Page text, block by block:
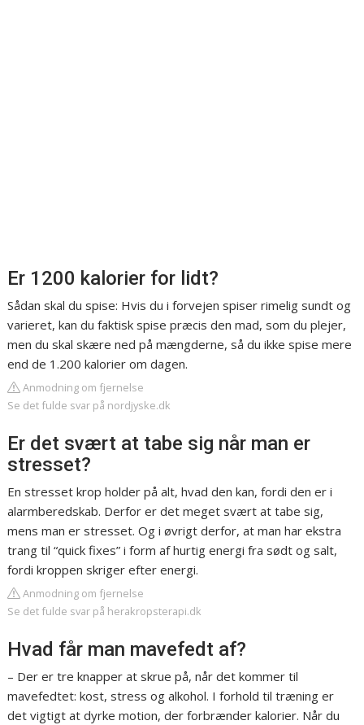
Er 1200 kalorier for lidt?
Sådan skal du spise: Hvis du i forvejen spiser rimelig sundt og
varieret, kan du faktisk spise præcis den mad, som du plejer,
men du skal skære ned på mængderne, så du ikke spise mere
end de 1.200 kalorier om dagen.
Anmodning om fjernelse
Se det fulde svar på nordjyske.dk
Er det svært at tabe sig når man er
stresset?
En stresset krop holder på alt, hvad den kan, fordi den er i
alarmberedskab. Derfor er det meget svært at tabe sig,
mens man er stresset. Og i øvrigt derfor, at man har ekstra
trang til “quick fixes” i form af hurtig energi fra sødt og salt,
fordi kroppen skriger efter energi.
Anmodning om fjernelse
Se det fulde svar på herakropsterapi.dk
Hvad får man mavefedt af?
– Der er tre knapper at skrue på, når det kommer til
mavefedtet: kost, stress og alkohol. I forhold til træning er
det vigtigt at dyrke motion, der forbrænder kalorier. Når du